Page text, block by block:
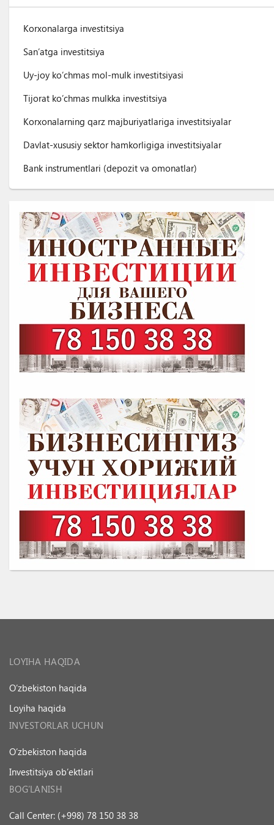
Korxonalarga investitsiya
San’atga investitsiya
Uy-joy ko’chmas mol-mulk investitsiyasi
Tijorat ko’chmas mulkka investitsiya
Korxonalarning qarz majburiyatlariga investitsiyalar
Davlat-xususiy sektor hamkorligiga investitsiyalar
Bank instrumentlari (depozit va omonatlar)
LOYIHA HAQIDA
O’zbekiston haqida
Loyiha haqida
INVESTORLAR UCHUN
O’zbekiston haqida
Investitsiya ob’ektlari
BOG’LANISH
Call Center: (+998) 78 150 38 38